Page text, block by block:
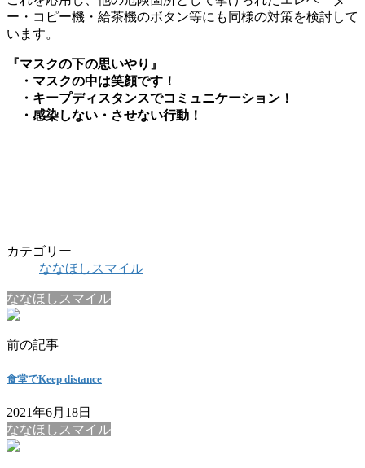
ー・コピー機・給茶機のボタン等にも同様の対策を検討して
います。
『マスクの下の思いやり』
・マスクの中は笑顔です！
・キープディスタンスでコミュニケーション！
・感染しない・させない行動！
カテゴリー
ななほしスマイル
ななほしスマイル
前の記事
食堂でKeep distance
2021年6月18日
ななほしスマイル